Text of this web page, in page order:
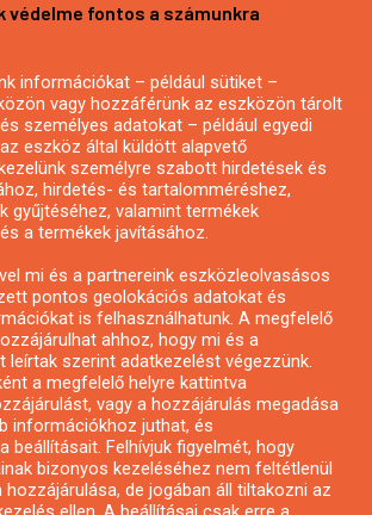
szervezeteknek
vagy hírlevél
pályázatok
védelme fontos a számunkra
információkat – például sütiket –
vagy hozzáférünk az eszközön tárolt
személyes adatokat – például egyedi
eszköz által küldött alapvető
személyre szabott hirdetések és
hirdetés- és tartalomméréshez,
gyűjtéséhez, valamint termékek
a termékek javításához.
mi és a partnereink eszközleolvasásos
pontos geolokációs adatokat és
is felhasználhatunk. A megfelelő
ahhoz, hogy mi és a
leírtak szerint adatkezelést végezzünk.
a megfelelő helyre kattintva
vagy a hozzájárulás megadása
információkhoz juthat, és
beállításait. Felhívjuk figyelmét, hogy
bizonyos kezeléséhez nem feltétlenül
hozzájárulása, de jogában áll tiltakozni az